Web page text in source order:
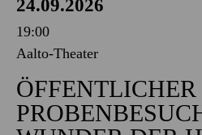
24.09.2026
19:00
Aalto-Theater
ÖFFENTLICHER